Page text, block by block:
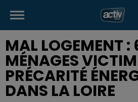
MAL LOGEMENT
MÉNAGES
PRÉCARITÉ
DANS LA LOIRE